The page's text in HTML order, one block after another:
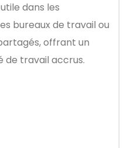
dans les
bureaux de travail ou
offrant un
travail accrus.